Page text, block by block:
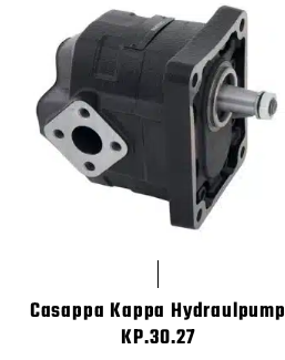
Casappa Kappa Hydraulpump
KP.30.27